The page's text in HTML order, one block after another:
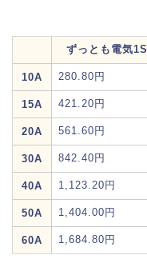
ずっとも電気1S
10A 280.80円
15A 421.20円
20A 561.60円
30A 842.40円
40A 1,123.20円
50A 1,404.00円
60A 1,684.80円